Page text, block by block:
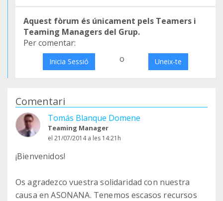
Aquest fòrum és únicament pels Teamers i
Teaming Managers del Grup.
Per comentar:
Inicia Sessió o Uneix-te
Comentari
Tomás Blanque Domene
Teaming Manager
el 21/07/2014 a les 14:21h
¡Bienvenidos!
Os agradezco vuestra solidaridad con nuestra
causa en ASONANA. Tenemos escasos recursos